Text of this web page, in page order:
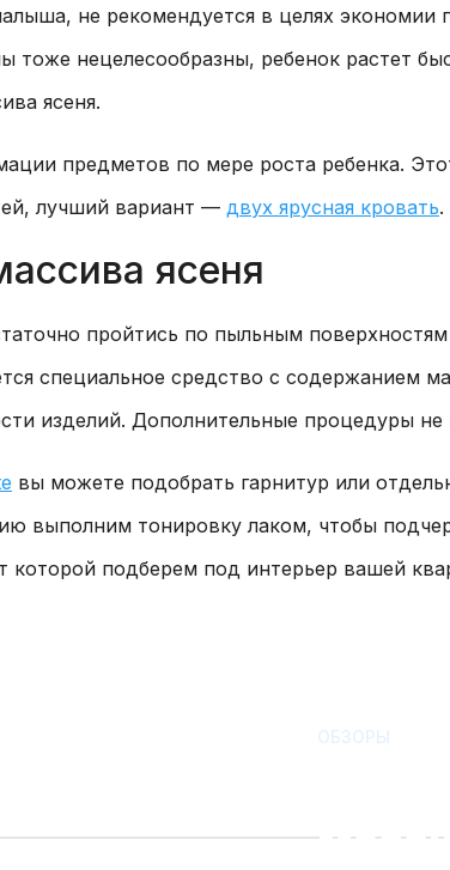
не рекомендуется в целях экономии
тоже нецелесообразны, ребенок растет
ясеня.
предметов по мере роста ребенка.
лучший вариант — двух ярусная кровать.
ясеня
пройтись по пыльным
специальное средство с содержанием
изделий. Дополнительные процедуры
вы можете подобрать гарнитур или
выполним тонировку лаком, чтобы
которой подберем под интерьер вашей
ОБЗОРЫ